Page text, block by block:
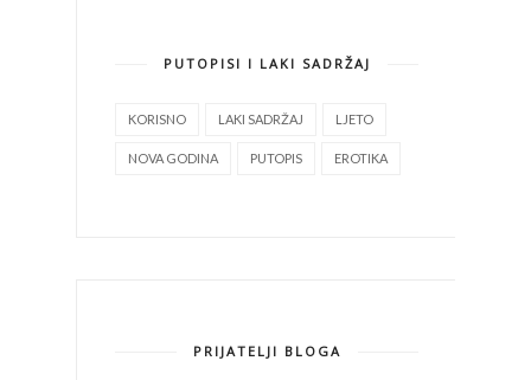
PUTOPISI I LAKI SADRŽAJ
KORISNO LAKI SADRŽAJ LJETO
NOVA GODINA PUTOPIS EROTIKA
PRIJATELJI BLOGA